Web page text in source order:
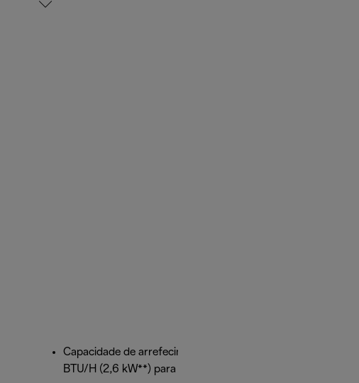
Capacidade de arrefecimento potente de 10500
BTU/H (2,6 kW**) para divisões até 90 m³